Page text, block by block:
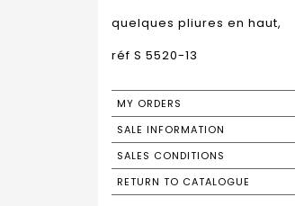
quelques pliures en haut,
réf S 5520-13
MY ORDERS
SALE INFORMATION
SALES CONDITIONS
RETURN TO CATALOGUE